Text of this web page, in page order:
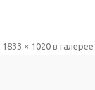
1833 × 1020в галерее